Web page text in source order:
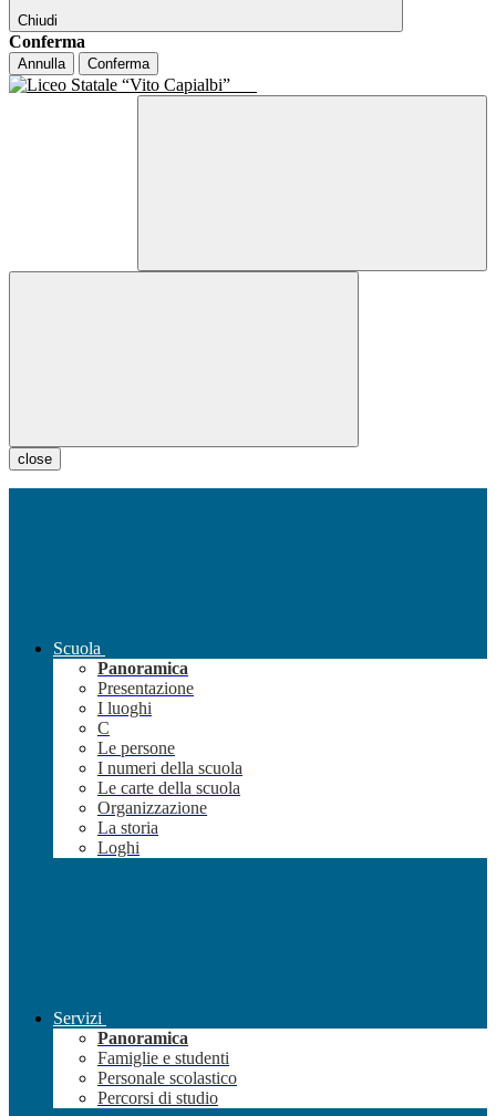
Chiudi
Conferma
Annulla Conferma
close
Scuola
Panoramica
Presentazione
I luoghi
C
Le persone
I numeri della scuola
Le carte della scuola
Organizzazione
La storia
Loghi
Servizi
Panoramica
Famiglie e studenti
Personale scolastico
Percorsi di studio